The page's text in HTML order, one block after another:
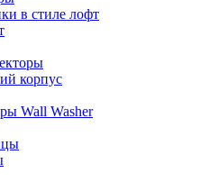
в стиле лофт
корпус
Wall Washer